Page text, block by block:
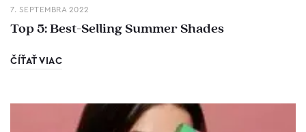
7. SEPTEMBRA 2022
Top 5: Best-Selling Summer Shades
ČÍŤAŤ VIAC